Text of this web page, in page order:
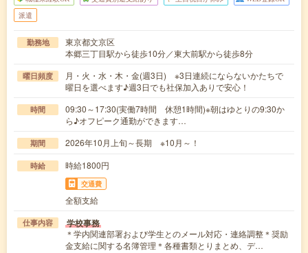
派遣
勤務地
東京都文京区
本郷三丁目駅から徒歩10分／東大前駅から徒歩8分
曜日頻度
月・火・水・木・金(週3日) ※3日連続にならないかたちで
曜日を選べます♪週3日でも社保加入ありで安心！
時間
09:30～17:30(実働7時間 休憩1時間)※朝はゆとりの9:30か
ら♪オフピーク通勤ができます…
期間 2026年10月上旬～長期 ※10月～！
時給 時給1800円
交通費
全額支給
仕事内容 学校事務
＊学内関連部署および学生とのメール対応・連絡調整＊奨励
金支給に関する名簿管理＊各種書類とりまとめ、デ…